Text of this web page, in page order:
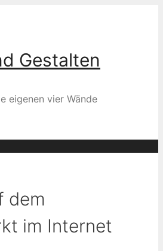
Gestalten
eigenen vier Wände
dem
im Internet